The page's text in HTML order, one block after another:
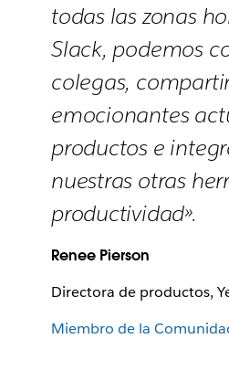
todas las zonas
Slack, podemos
colegas,
emocionantes
productos e
nuestras otras
productividad».
Renee Pierson
Directora de productos,
Miembro de la